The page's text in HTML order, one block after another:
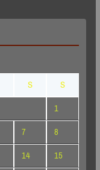
S
S
1
7
8
14
15